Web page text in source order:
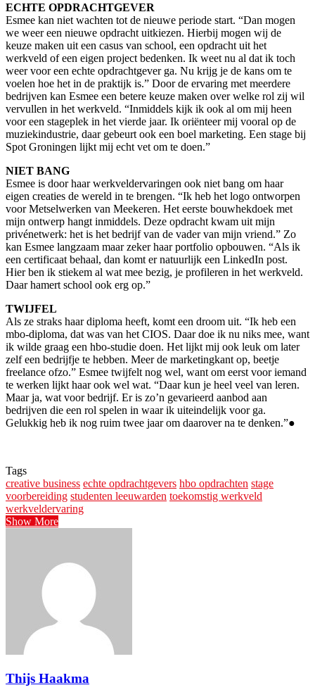
ECHTE OPDRACHTGEVER
Esmee kan niet wachten tot de nieuwe periode start. “Dan mogen
we weer een nieuwe opdracht uitkiezen. Hierbij mogen wij de
keuze maken uit een casus van school, een opdracht uit het
werkveld of een eigen project bedenken. Ik weet nu al dat ik toch
weer voor een echte opdrachtgever ga. Nu krijg je de kans om te
voelen hoe het in de praktijk is.” Door de ervaring met meerdere
bedrijven kan Esmee een betere keuze maken over welke rol zij wil
vervullen in het werkveld. “Inmiddels kijk ik ook al om mij heen
voor een stageplek in het vierde jaar. Ik oriënteer mij vooral op de
muziekindustrie, daar gebeurt ook een boel marketing. Een stage bij
Spot Groningen lijkt mij echt vet om te doen.”
NIET BANG
Esmee is door haar werkveldervaringen ook niet bang om haar
eigen creaties de wereld in te brengen. “Ik heb het logo ontworpen
voor Metselwerken van Meekeren. Het eerste bouwhekdoek met
mijn ontwerp hangt inmiddels. Deze opdracht kwam uit mijn
privénetwerk: het is het bedrijf van de vader van mijn vriend.” Zo
kan Esmee langzaam maar zeker haar portfolio opbouwen. “Als ik
een certificaat behaal, dan komt er natuurlijk een LinkedIn post.
Hier ben ik stiekem al wat mee bezig, je profileren in het werkveld.
Daar hamert school ook erg op.”
TWIJFEL
Als ze straks haar diploma heeft, komt een droom uit. “Ik heb een
mbo-diploma, dat was van het CIOS. Daar doe ik nu niks mee, want
ik wilde graag een hbo-studie doen. Het lijkt mij ook leuk om later
zelf een bedrijfje te hebben. Meer de marketingkant op, beetje
freelance ofzo.” Esmee twijfelt nog wel, want om eerst voor iemand
te werken lijkt haar ook wel wat. “Daar kun je heel veel van leren.
Maar ja, wat voor bedrijf. Er is zo’n gevarieerd aanbod aan
bedrijven die een rol spelen in waar ik uiteindelijk voor ga.
Gelukkig heb ik nog ruim twee jaar om daarover na te denken.”●
Tags
creative business echte opdrachtgevers hbo opdrachten stage
voorbereiding studenten leeuwarden toekomstig werkveld
werkveldervaring
Show More
Thijs Haakma